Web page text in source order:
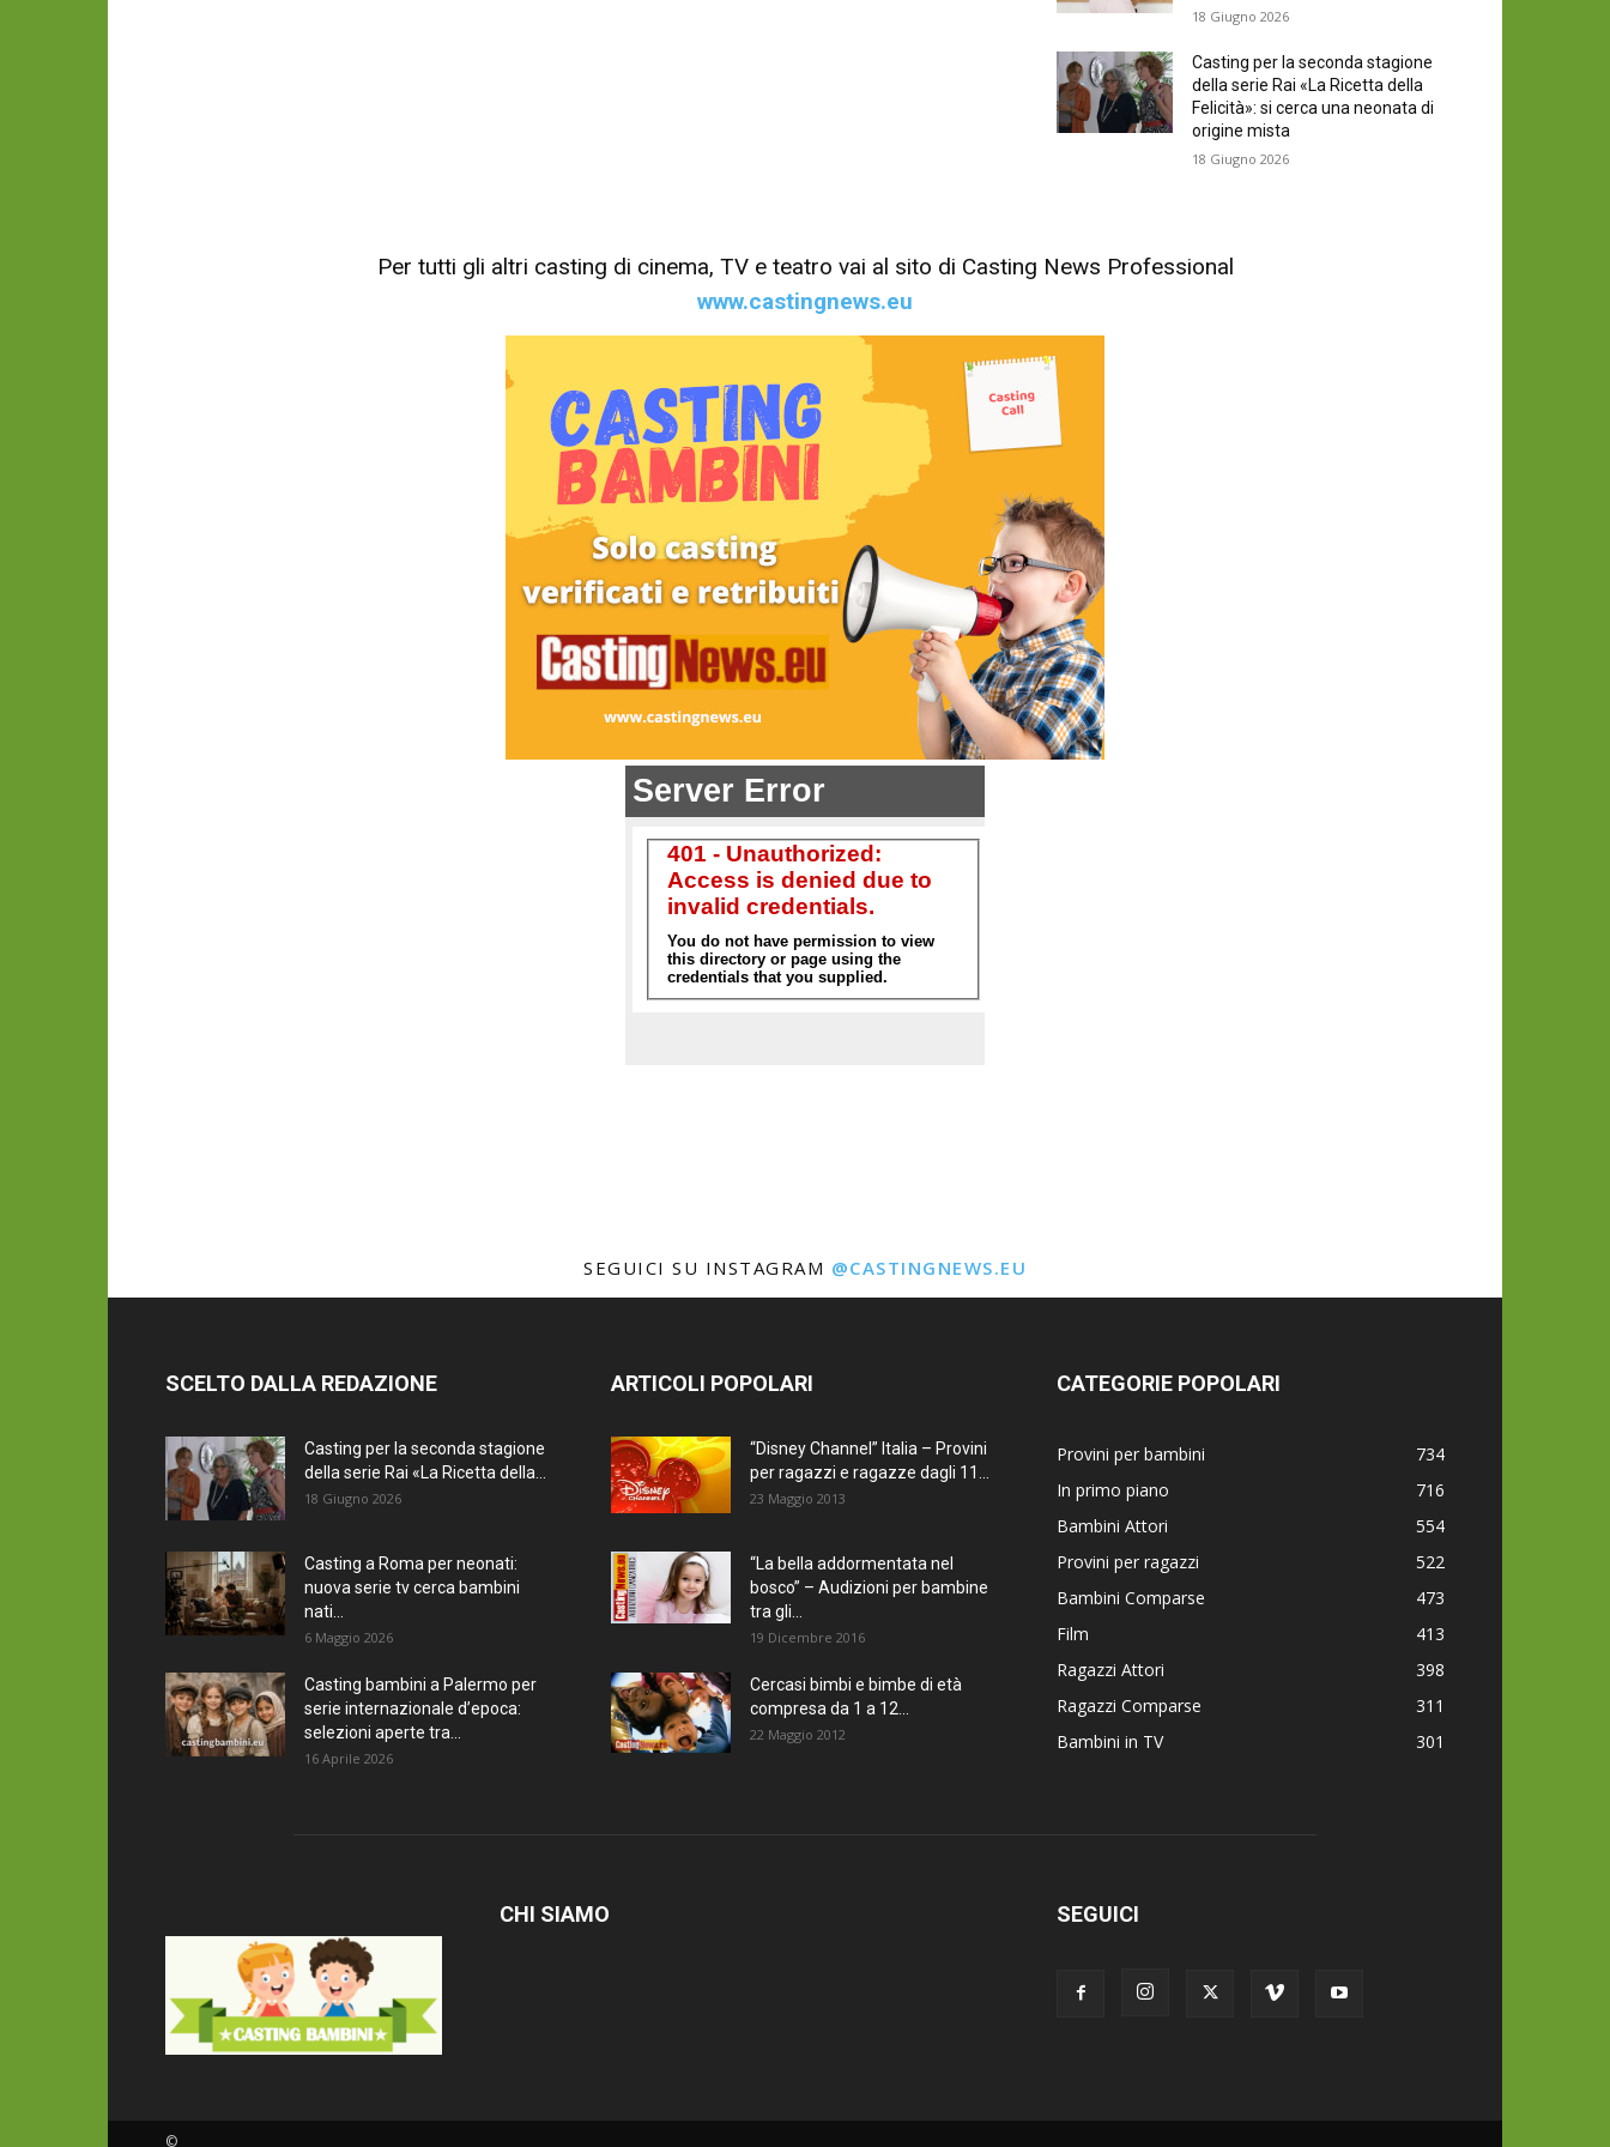
18 Giugno 2026
Casting per la seconda stagione
della serie Rai «La Ricetta della
Felicità»: si cerca una neonata di
origine mista
18 Giugno 2026
Per tutti gli altri casting di cinema, TV e teatro vai al sito di Casting News Professional
www.castingnews.eu
SEGUICI SU INSTAGRAM @CASTINGNEWS.EU
SCELTO DALLA REDAZIONE
Casting per la seconda stagione
della serie Rai «La Ricetta della...
18 Giugno 2026
Casting a Roma per neonati:
nuova serie tv cerca bambini
nati...
6 Maggio 2026
Casting bambini a Palermo per
serie internazionale d’epoca:
selezioni aperte tra...
16 Aprile 2026
ARTICOLI POPOLARI
“Disney Channel” Italia – Provini
per ragazzi e ragazze dagli 11...
23 Maggio 2013
“La bella addormentata nel
bosco” – Audizioni per bambine
tra gli...
19 Dicembre 2016
Cercasi bimbi e bimbe di età
compresa da 1 a 12...
22 Maggio 2012
CATEGORIE POPOLARI
Provini per bambini
734
In primo piano
716
Bambini Attori
554
Provini per ragazzi
522
Bambini Comparse
473
Film
413
Ragazzi Attori
398
Ragazzi Comparse
311
Bambini in TV
301
CHI SIAMO SEGUICI
©